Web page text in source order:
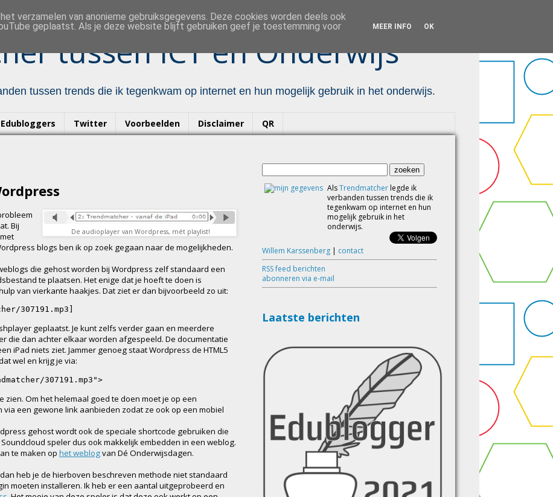
tussen ICT en Onderwijs ™
tussen trends die ik tegenkwam op internet en hun mogelijk gebruik in het onderwijs.
Edubloggers Twitter Voorbeelden Disclaimer QR
De audioplayer van Wordpress, mét playlist!
Bij
blogs ben ik op zoek gegaan naar de mogelijkheden.
die gehost worden bij Wordpress zelf standaard een
te plaatsen. Het enige dat je hoeft te doen is
van vierkante haakjes. Dat ziet er dan bijvoorbeeld zo uit:
307191.mp3]
geplaatst. Je kunt zelfs verder gaan en meerdere
die dan achter elkaar worden afgespeeld. De documentatie
iPad niets ziet. Jammer genoeg staat Wordpress de HTML5
wel en krijg je via:
307191.mp3">
zien. Om het helemaal goed te doen moet je op een
een gewone link aanbieden zodat ze ook op een mobiel
gehost wordt ook de speciale shortcode gebruiken die
speler dus ook makkelijk embedden in een weblog.
te maken op het weblogvan Dé Onderwijsdagen.
heb je de hierboven beschreven methode niet standaard
moeten installeren. Ik heb er een aantal uitgeprobeerd en
AlsTrendmatcher legde ik
verbanden tussen trends die ik
tegenkwam op internet en hun
mogelijk gebruik in het
onderwijs.
Willem Karssenberg | contact
RSS feed berichten
abonneren via e-mail
Laatste berichten
verzamelen van anonieme gebruiksgegevens. Deze cookies worden deels ook
geplaatst. Als je deze website blijft gebruiken geef je toestemming voor
MEER INFO OK